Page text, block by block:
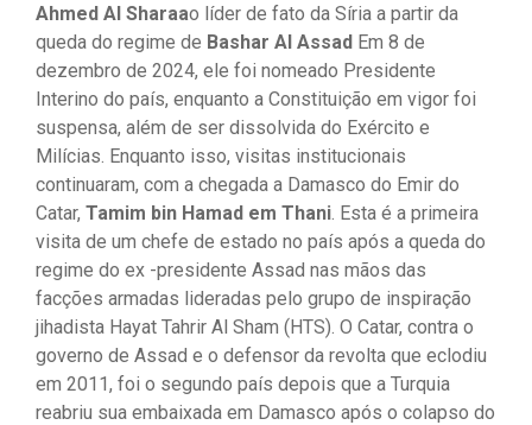
Ahmed Al Sharaao líder de fato da Síria a partir da
queda do regime de Bashar Al Assad Em 8 de
dezembro de 2024, ele foi nomeado Presidente
Interino do país, enquanto a Constituição em vigor foi
suspensa, além de ser dissolvida do Exército e
Milícias. Enquanto isso, visitas institucionais
continuaram, com a chegada a Damasco do Emir do
Catar, Tamim bin Hamad em Thani . Esta é a primeira
visita de um chefe de estado no país após a queda do
regime do ex -presidente Assad nas mãos das
facções armadas lideradas pelo grupo de inspiração
jihadista Hayat Tahrir Al Sham (HTS). O Catar, contra o
governo de Assad e o defensor da revolta que eclodiu
em 2011, foi o segundo país depois que a Turquia
reabriu sua embaixada em Damasco após o colapso do